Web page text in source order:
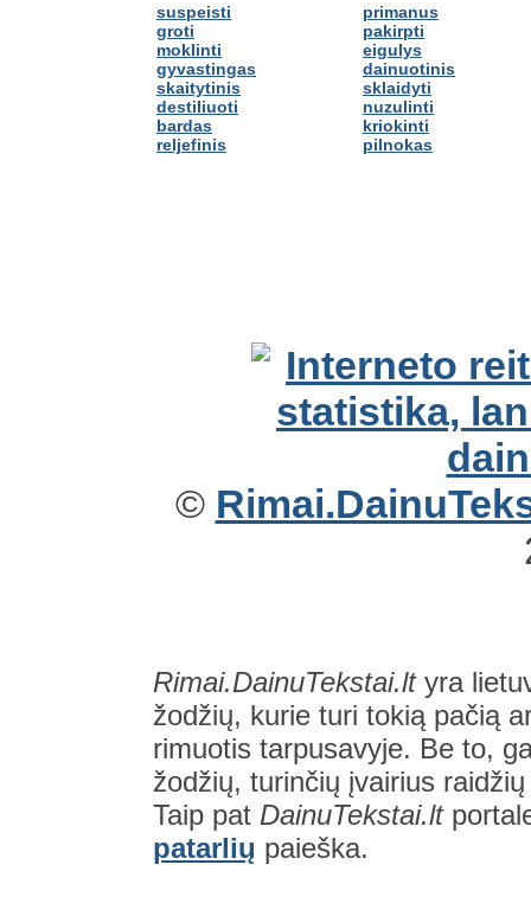
suspeisti
groti
moklinti
gyvastingas
skaitytinis
destiliuoti
bardas
reljefinis
primanus
pakirpti
eigulys
dainuotinis
sklaidyti
nuzulinti
kriokinti
pilnokas
©
Rimai.DainuTekstai.ltyra
žodžių, kurie turi tokią pačią
rimuotis tarpusavyje. Be to,
žodžių, turinčių įvairius
Taip pat DainuTekstai.lt
patarlių paieška.